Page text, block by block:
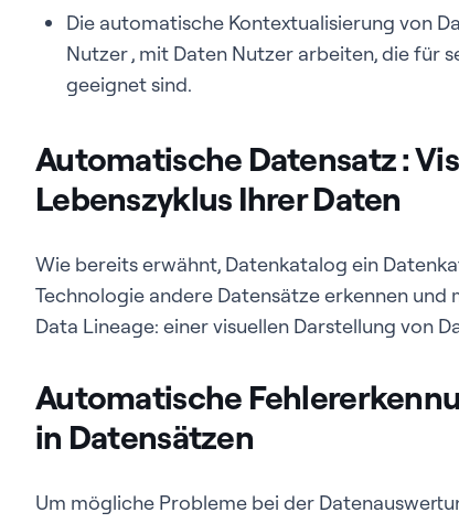
Die automatische Kontextualisierung von
Nutzer , mit Daten Nutzer arbeiten, die für
geeignet sind.
Automatische Datensatz :
Lebenszyklus Ihrer Daten
Wie bereits erwähnt, Datenkatalog ein
Technologie andere Datensätze erkennen
Data Lineage: einer visuellen Darstellung von
Automatische
in Datensätzen
Um mögliche Probleme bei der